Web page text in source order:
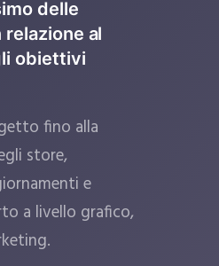
delle
al
obiettivi
fino alla
store,
e
a livello grafico,